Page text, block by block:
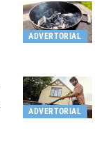
ADVERTORIAL
ADVERTORIAL